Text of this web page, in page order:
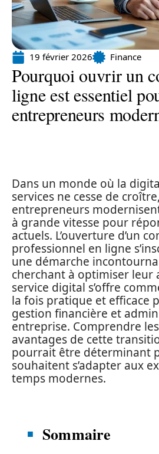
19 février 2026 Finance
Pourquoi ouvrir un
ligne est essentiel
entrepreneurs
Dans un monde où la
services ne cesse de
entrepreneurs
à grande vitesse pour
actuels. L’ouverture d’un
professionnel en ligne
une démarche
cherchant à optimiser leur
service digital s’offre
la fois pratique et efficace
gestion financière et
entreprise. Comprendre
avantages de cette
pourrait être déterminant
souhaitent s’adapter aux
temps modernes.
Sommaire